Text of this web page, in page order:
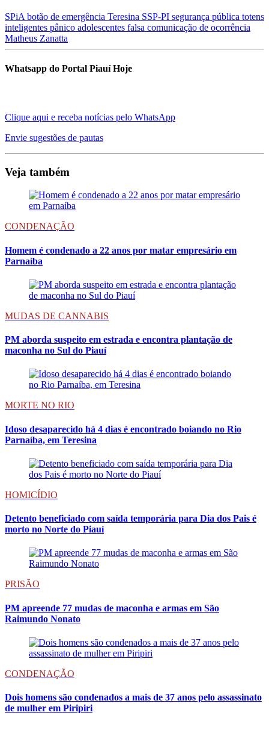
SPiA botão de emergência Teresina SSP-PI segurança pública totens
inteligentes pânico adolescentes falsa comunicação de ocorrência
Matheus Zanatta
Whatsapp do Portal Piauí Hoje
Clique aqui e receba notícias pelo WhatsApp
Envie sugestões de pautas
Veja também
CONDENAÇÃO
Homem é condenado a 22 anos por matar empresário em
Parnaíba
MUDAS DE CANNABIS
PM aborda suspeito em estrada e encontra plantação de
maconha no Sul do Piauí
MORTE NO RIO
Idoso desaparecido há 4 dias é encontrado boiando no Rio
Parnaíba, em Teresina
HOMICÍDIO
Detento beneficiado com saída temporária para Dia dos Pais é
morto no Norte do Piauí
PRISÃO
PM apreende 77 mudas de maconha e armas em São
Raimundo Nonato
CONDENAÇÃO
Dois homens são condenados a mais de 37 anos pelo assassinato
de mulher em Piripiri